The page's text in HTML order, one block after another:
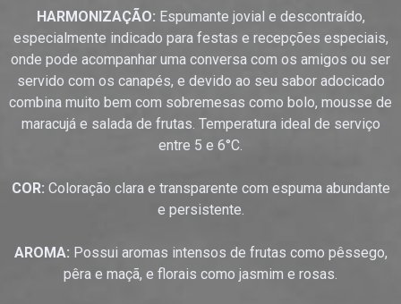
HARMONIZAÇÃO: Espumante jovial e descontraído,
especialmente indicado para festas e recepções especiais,
onde pode acompanhar uma conversa com os amigos ou ser
servido com os canapés, e devido ao seu sabor adocicado
combina muito bem com sobremesas como bolo, mousse de
maracujá e salada de frutas. Temperatura ideal de serviço
entre 5 e 6°C.
COR: Coloração clara e transparente com espuma abundante
e persistente.
AROMA: Possui aromas intensos de frutas como pêssego,
pêra e maçã, e florais como jasmim e rosas.